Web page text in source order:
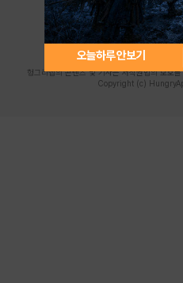
오늘하루 안보기
사업자등록번호:119-86-61101
주소: 서울시 금천구 가산디지털1로 171
청소년보호책임자:김동욱
등록번호:서울아02322
발행인:(주)스마트나우
헝그리앱의 콘텐츠 및 기사는 저작권법의 보호
Copyright (c)